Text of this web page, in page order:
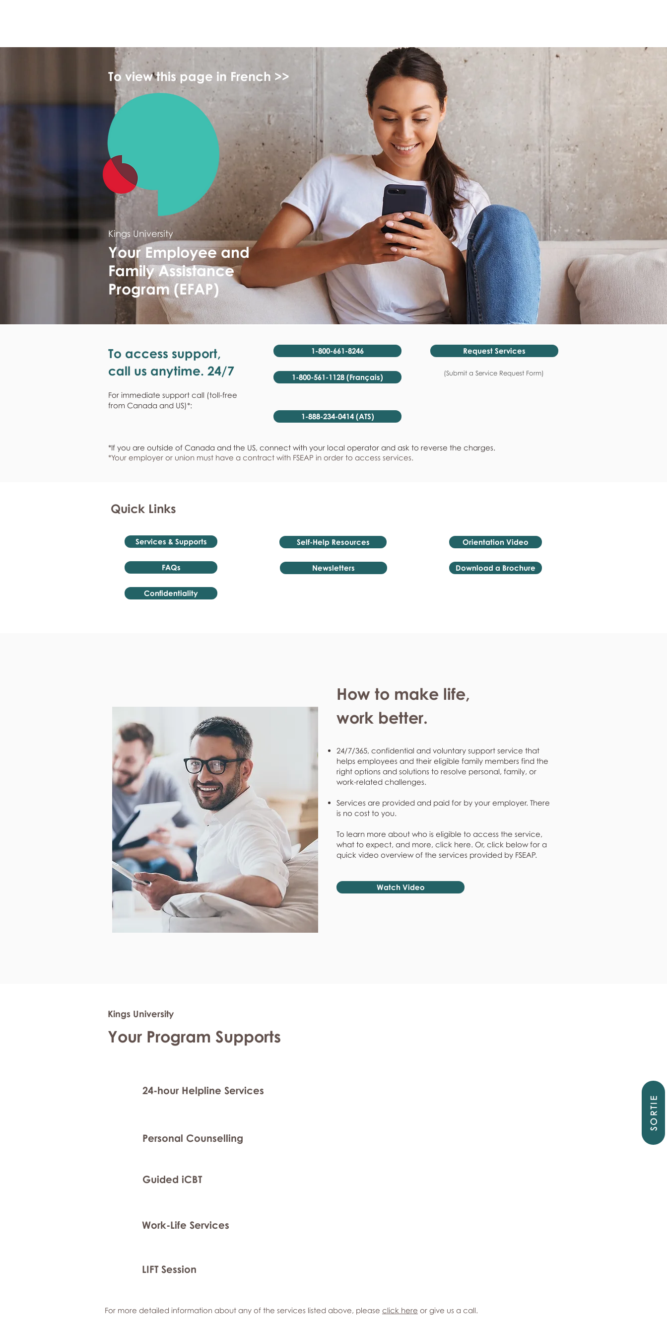
SORTIE
To view this page in French >>
Kings University
Your Employee and
Family Assistance
Program (EFAP)
To access support,
call us anytime. 24/7
For immediate support call (toll-free
from Canada and US)*:
1-800-661-8246
1-800-561-1128 (Français)
1-888-234-0414 (ATS)
Request Services
(Submit a Service Request Form)
*If you are outside of Canada and the US, connect with your local operator and ask to reverse the charges.
*Your employer or union must have a contract with FSEAP in order to access services.
Quick Links
Services & Supports
FAQs
Confidentiality
Self-Help Resources
Newsletters
Orientation Video
Download a Brochure
How to make life,
work better.
24/7/365, confidential and voluntary support service that
helps employees and their eligible family members find the
right options and solutions to resolve personal, family, or
work-related challenges.
Services are provided and paid for by your employer. There
is no cost to you.
To learn more about who is eligible to access the service,
what to expect, and more, click here. Or, click below for a
quick video overview of the services provided by FSEAP.
Watch Video
Kings University
Your Program Supports
24-hour Helpline Services
Personal Counselling
Guided iCBT
Work-Life Services
LIFT Session
For more detailed information about any of the services listed above, please click here or give us a call.